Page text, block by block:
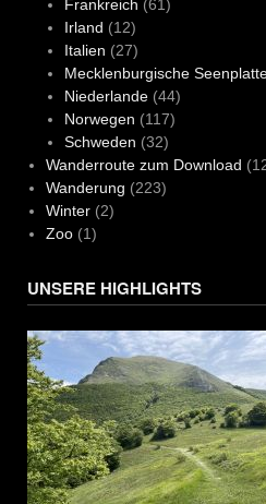
Frankreich (61)
Irland (12)
Italien (27)
Mecklenburgische
Niederlande(44)
Norwegen (117)
Schweden (32)
Wanderroute zum Download
Wanderung (223)
Winter(2)
Zoo(1)
UNSERE HIGHLIGHTS